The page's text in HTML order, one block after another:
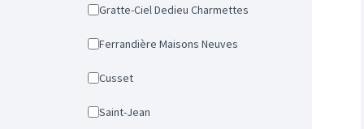
Gratte-Ciel Dedieu Charmettes
Ferrandière Maisons Neuves
Cusset
Saint-Jean